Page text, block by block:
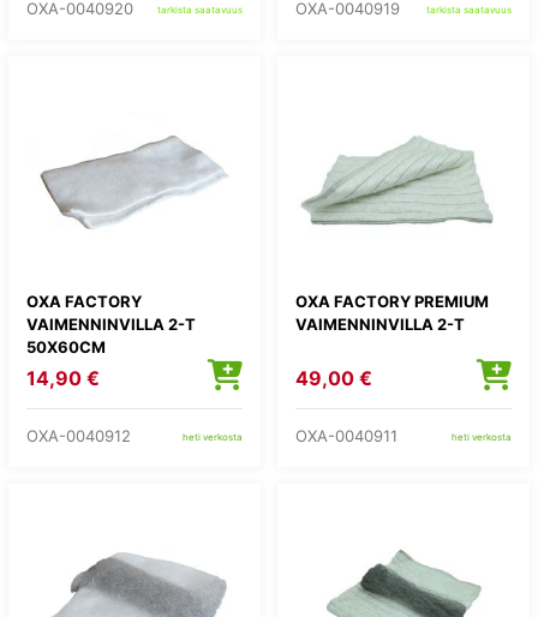
OXA-0040920 tarkista saatavuus OXA-0040919 tarkista saatavuus
OXA FACTORY
VAIMENNINVILLA 2-T
50X60CM
14,90 €
OXA-0040912 heti verkosta
OXA FACTORY PREMIUM
VAIMENNINVILLA 2-T
49,00 €
OXA-0040911 heti verkosta